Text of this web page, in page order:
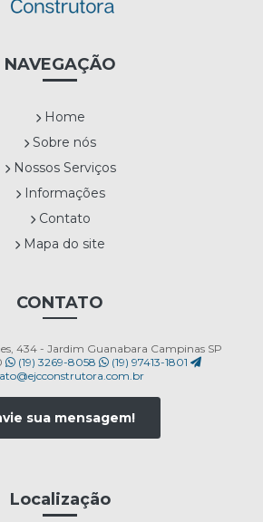
NAVEGAÇÃO
Home
Sobre nós
Nossos Serviços
Informações
Contato
Mapa do site
CONTATO
434 - Jardim Guanabara Campinas SP
(19) 3269-8058
(19) 97413-1801
sua mensagem!
Localização